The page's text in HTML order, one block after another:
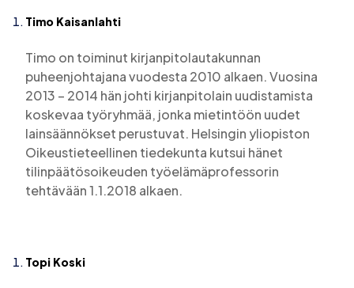
Timo Kaisanlahti
Timo on toiminut kirjanpitolautakunnan
puheenjohtajana vuodesta 2010 alkaen. Vuosina
2013 – 2014 hän johti kirjanpitolain uudistamista
koskevaa työryhmää, jonka mietintöön uudet
lainsäännökset perustuvat. Helsingin yliopiston
Oikeustieteellinen tiedekunta kutsui hänet
tilinpäätösoikeuden työelämäprofessorin
tehtävään 1.1.2018 alkaen.
Topi Koski